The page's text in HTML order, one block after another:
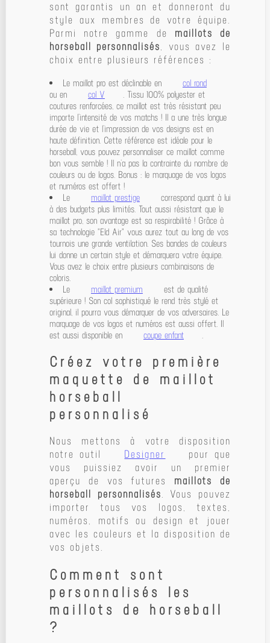
sont garantis un an et donneront du
style aux membres de votre équipe.
Parmi notre gamme de maillots de
horseball personnalisés, vous avez le
choix entre plusieurs références :
Le maillot pro est déclinable en
col rond
ou en
col V
. Tissu 100% polyester et
coutures renforcées, ce maillot est très résistant peu
importe l’intensité de vos matchs ! Il a une très longue
durée de vie et l’impression de vos designs est en
haute définition. Cette référence est idéale pour le
horseball, vous pouvez personnaliser ce maillot comme
bon vous semble ! Il n’a pas la contrainte du nombre de
couleurs ou de logos. Bonus : le marquage de vos logos
et numéros est offert !
Le
maillot prestige
correspond quant à lui
à des budgets plus limités. Tout aussi résistant que le
maillot pro, son avantage est sa respirabilité ! Grâce à
sa technologie "Eld Air" vous aurez tout au long de vos
tournois une grande ventilation. Ses bandes de couleurs
lui donne un certain style et démarquera votre équipe.
Vous avez le choix entre plusieurs combinaisons de
coloris.
Le
maillot premium
est de qualité
supérieure ! Son col sophistiqué le rend très stylé et
original, il pourra vous démarquer de vos adversaires. Le
marquage de vos logos et numéros est aussi offert. Il
est aussi disponible en
coupe enfant
Créez votre première
maquette de maillot
horseball
personnalisé
Nous mettons à votre disposition
notre outil
Designer
pour que
vous puissiez avoir un premier
aperçu de vos futures maillots de
horseball personnalisés. Vous pouvez
importer tous vos logos, textes,
numéros, motifs ou design et jouer
avec les couleurs et la disposition de
vos objets.
Comment sont
personnalisés les
maillots de horseball
?